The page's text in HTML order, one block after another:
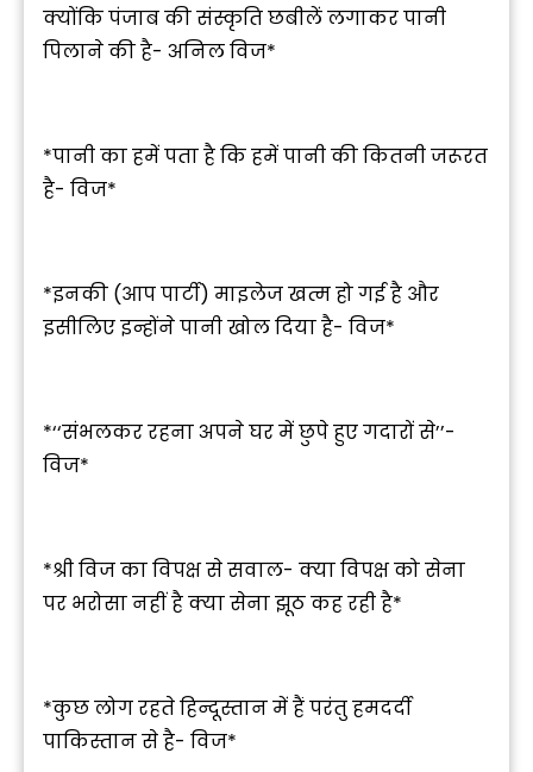
क्योंकि पंजाब की संस्कृति छबीलें लगाकर पानी
पिलाने की है- अनिल विज*
*पानी का हमें पता है कि हमें पानी की कितनी जरूरत
है- विज*
*इनकी (आप पार्टी) माइलेज खत्म हो गई है और
इसीलिए इन्होंने पानी खोल दिया है- विज*
*‘‘संभलकर रहना अपने घर में छुपे हुए गदारों से’’-
विज*
*श्री विज का विपक्ष से सवाल- क्या विपक्ष को सेना
पर भरोसा नहीं है क्या सेना झूठ कह रही है*
*कुछ लोग रहते हिन्दूस्तान में हैं परंतु हमदर्दी
पाकिस्तान से है- विज*